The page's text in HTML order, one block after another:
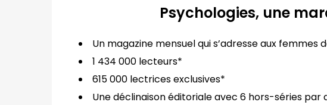
Psychologies, une
Un magazine mensuel qui s’adresse aux femmes
1 434 000 lecteurs*
615 000 lectrices exclusives*
Une déclinaison éditoriale avec 6 hors-séries par